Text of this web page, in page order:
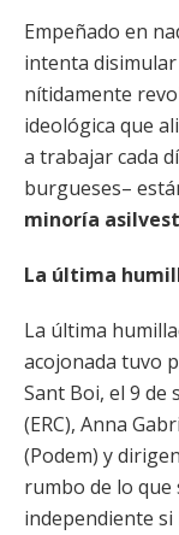
Empeñado en
intenta
nítidamente
ideológica que
a trabajar cada
burgueses–
minoría
La última
La última
acojonada tuvo
Sant Boi, el 9 de
(ERC), Anna
(Podem) y
rumbo de lo
independiente